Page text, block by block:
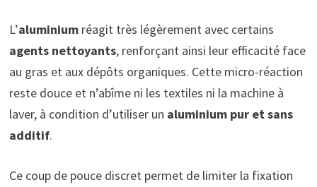
L’aluminiumréagit très légèrement avec certains
agents nettoyants, renforçant ainsi leur efficacité face
au gras et aux dépôts organiques. Cette micro-réaction
reste douce et n’abîme ni les textiles ni la machine à
laver, à condition d’utiliser un aluminium pur et sans
additif.
Ce coup de pouce discret permet de limiter la fixation